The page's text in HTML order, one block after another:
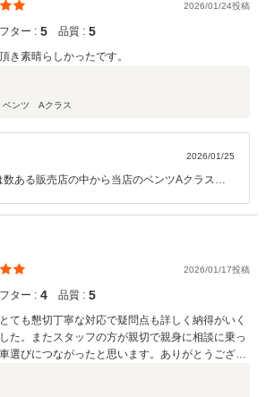
2026/01/24投稿
ター : 5 品質 : 5
き素晴らしかったです。
ベンツ Aクラス
2026/01/25
ある販売店の中から当店のベンツAクラスを
いますが、高評価をいただけて大変光栄でご
ざいます。 輸入車の半年保証が付いておりま
たらどうぞご連絡くださいませ。 今後も素敵な
さいませ。
2026/01/17投稿
ター : 4 品質 : 5
ても懇切丁寧な対応で疑問点も詳しく納得がいく
た。またスタッフの方が親切で親身に相談に乗っ
選びにつながったと思います。ありがとうござい